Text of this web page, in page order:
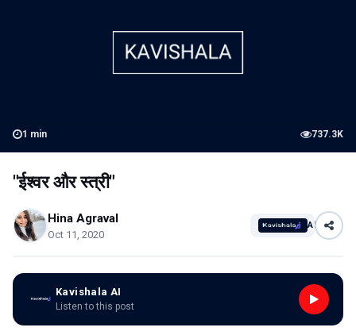
1 min 737.3K
"ईश्वर और स्त्री"
Hina Agraval
Oct 11, 2020
AI
Kavishala AI
Listen to this post